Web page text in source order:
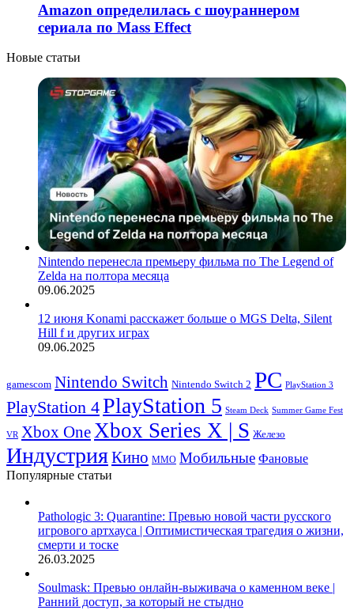
Amazon определилась с шоураннером
сериала по Mass Effect
Новые статьи
Nintendo перенесла премьеру фильма по The Legend of
Zelda на полтора месяца
09.06.2025
12 июня Konami расскажет больше о MGS Delta, Silent
Hill f и других играх
09.06.2025
gamescom Nintendo Switch Nintendo Switch 2 PC PlayStation 3
PlayStation 4PlayStation 5 Steam Deck Summer Game Fest
VR Xbox OneXbox Series X | S Железо
ИндустрияКино ММО Мобильные Фановые
Популярные статьи
Pathologic 3: Quarantine: Превью новой части русского
игрового артхауса | Оптимистическая трагедия о жизни,
смерти и тоске
26.03.2025
Soulmask: Превью онлайн-выживача о каменном веке |
Ранний доступ, за который не стыдно